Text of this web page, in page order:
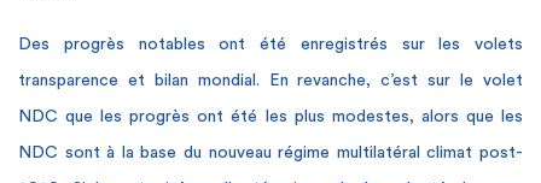
Des progrès notables ont été enregistrés sur les volets
transparence et bilan mondial. En revanche, c’est sur le volet
NDC que les progrès ont été les plus modestes, alors que les
NDC sont à la base du nouveau régime multilatéral climat post-